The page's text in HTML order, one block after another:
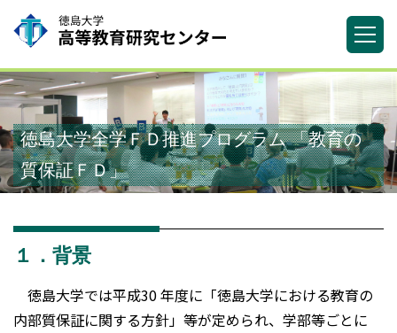
徳島大学全学ＦＤ推進プログラム 「教育の
質保証ＦＤ」
１．背景
徳島大学では平成30 年度に「徳島大学における教育の
内部質保証に関する方針」等が定められ、学部等ごとに